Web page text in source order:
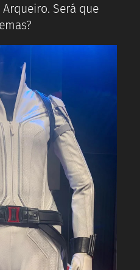
Será que